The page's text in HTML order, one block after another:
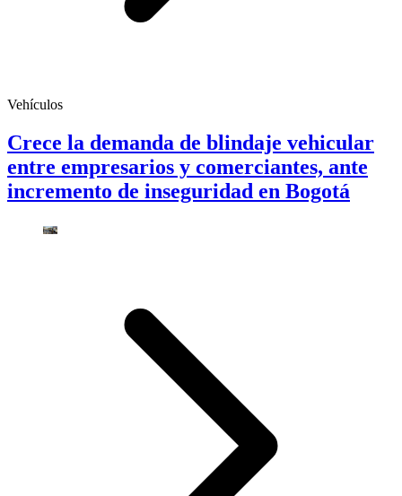
Vehículos
Crece la demanda de blindaje vehicular
entre empresarios y comerciantes, ante
incremento de inseguridad en Bogotá